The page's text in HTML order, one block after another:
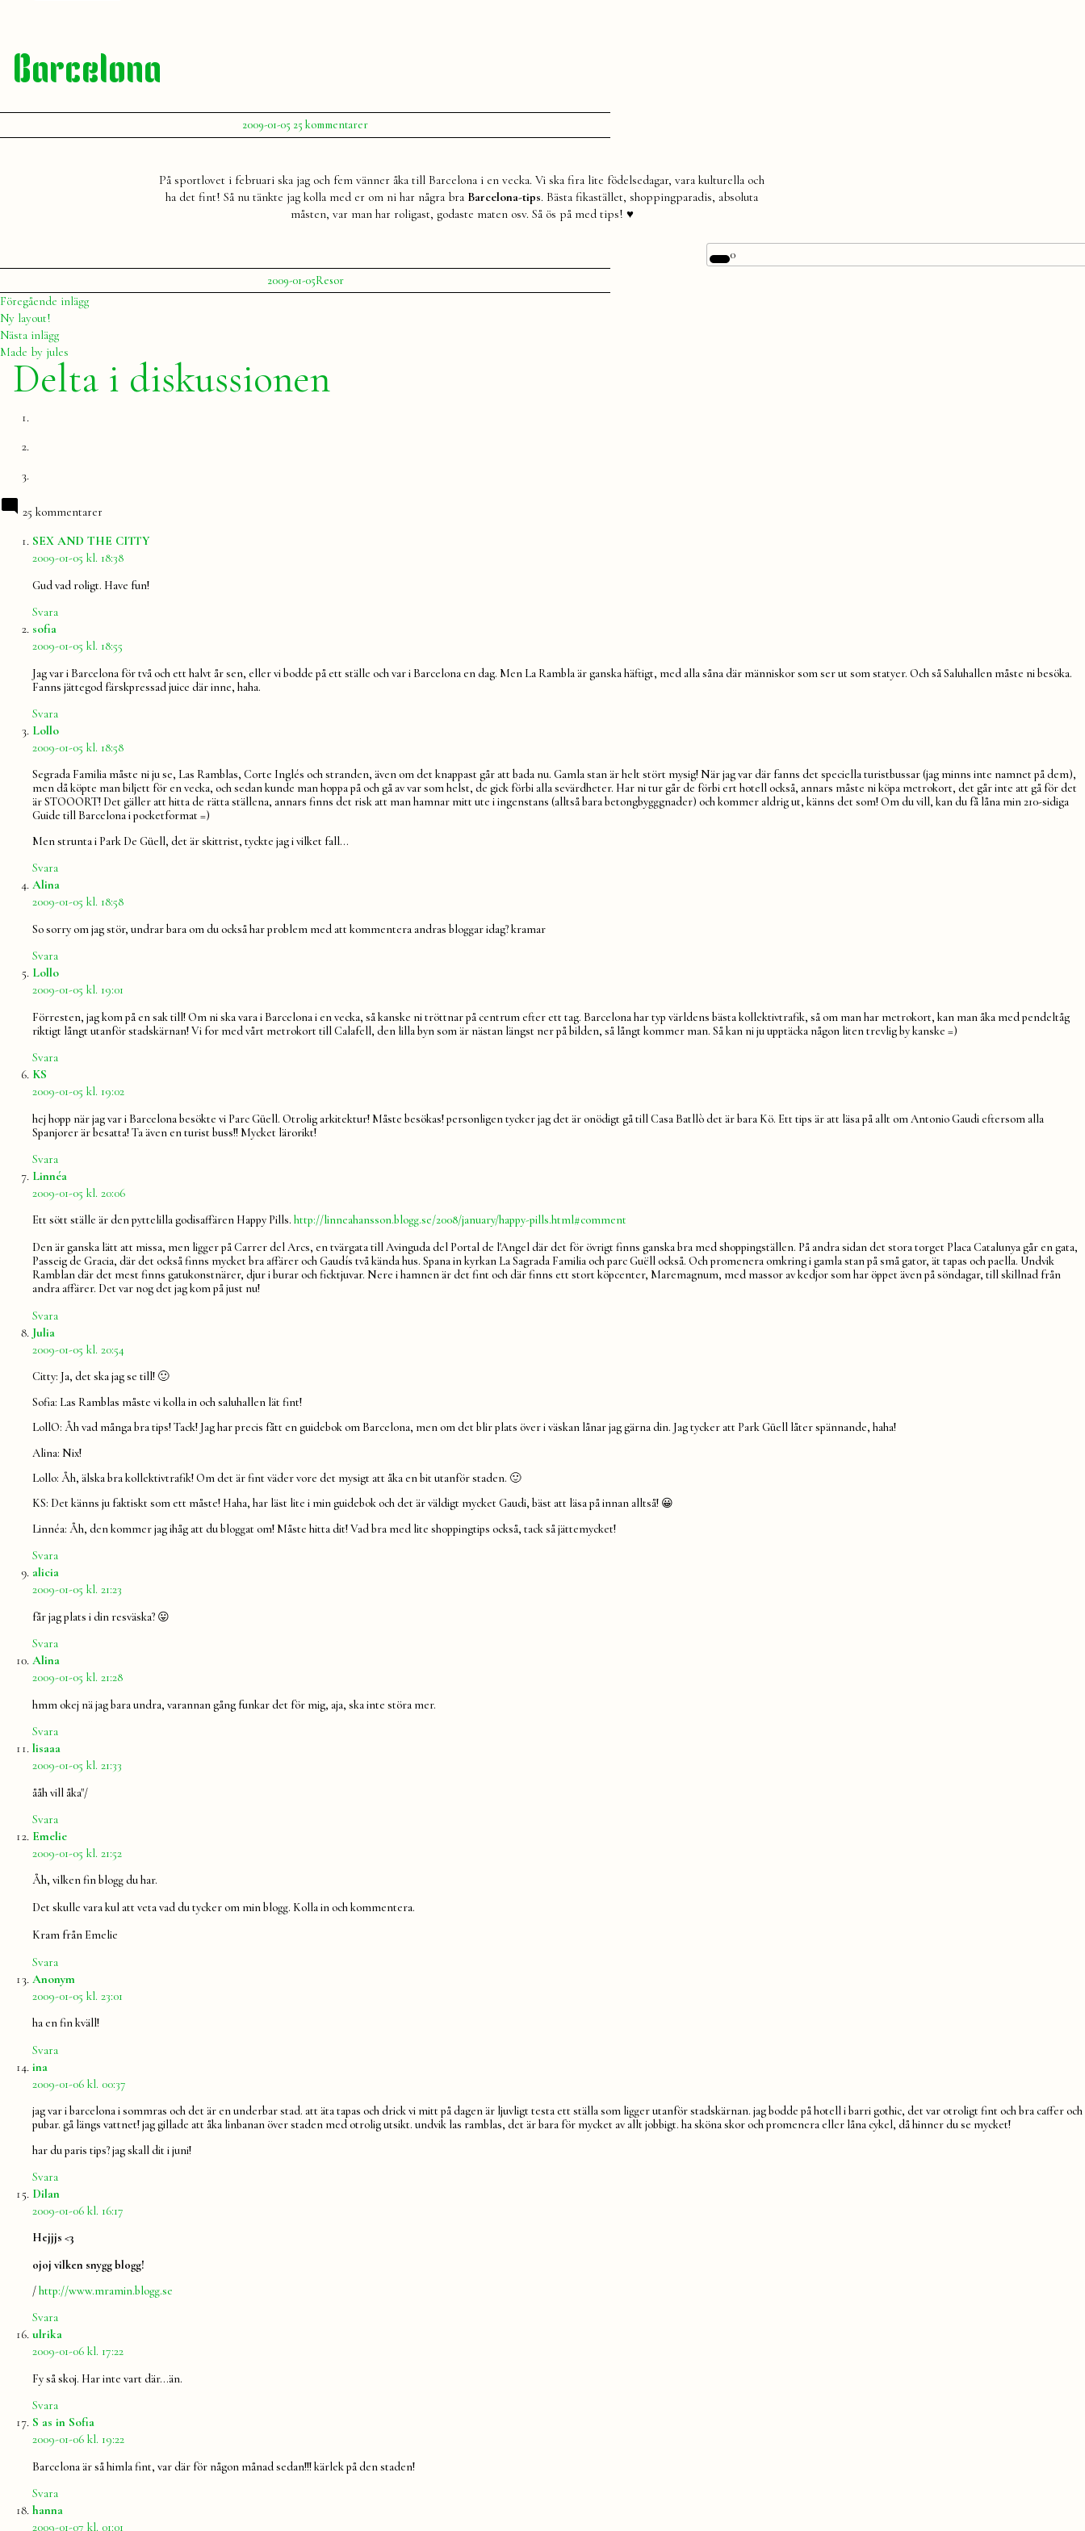
Barcelona
Publicerat
av
Julia
2009-01-05 25 kommentarertill
Barcelona
På sportlovet i februari ska jag och fem vänner åka till Barcelona i en vecka. Vi ska fira lite födelsedagar, vara kulturella och
ha det fint! Så nu tänkte jag kolla med er om ni har några bra Barcelona-tips. Bästa fikastället, shoppingparadis, absoluta
måsten, var man har roligast, godaste maten osv. Så ös på med tips! ♥
0
Publicerat
av
Julia
2009-01-05Publicerat
i
Resor
Inläggsnavigering
Föregående inläggFöregående
Ny layout!
Nästa inläggNästa
inlägg:
Made by jules
Delta i diskussionen
25 kommentarer
SEX AND THE CITTYsäger:
2009-01-05 kl. 18:38
Gud vad roligt. Have fun!
Svara
sofia
2009-01-05 kl. 18:55
Jag var i Barcelona för två och ett halvt år sen, eller vi bodde på ett ställe och var i Barcelona en dag. Men La Rambla är ganska häftigt, med alla såna där människor som ser ut som statyer. Och så Saluhallen måste ni besöka.
Fanns jättegod färskpressad juice där inne, haha.
Svara
Lollosäger:
2009-01-05 kl. 18:58
Segrada Familia måste ni ju se, Las Ramblas, Corte Inglés och stranden, även om det knappast går att bada nu. Gamla stan är helt stört mysig! När jag var där fanns det speciella turistbussar (jag minns inte namnet på dem),
men då köpte man biljett för en vecka, och sedan kunde man hoppa på och gå av var som helst, de gick förbi alla sevärdheter. Har ni tur går de förbi ert hotell också, annars måste ni köpa metrokort, det går inte att gå för det
är STOOORT! Det gäller att hitta de rätta ställena, annars finns det risk att man hamnar mitt ute i ingenstans (alltså bara betongbygggnader) och kommer aldrig ut, känns det som! Om du vill, kan du få låna min 210-sidiga
Guide till Barcelona i pocketformat =)
Men strunta i Park De Güell, det är skittrist, tyckte jag i vilket fall…
Svara
Alina
2009-01-05 kl. 18:58
So sorry om jag stör, undrar bara om du också har problem med att kommentera andras bloggar idag? kramar
Svara
Lollosäger:
2009-01-05 kl. 19:01
Förresten, jag kom på en sak till! Om ni ska vara i Barcelona i en vecka, så kanske ni tröttnar på centrum efter ett tag. Barcelona har typ världens bästa kollektivtrafik, så om man har metrokort, kan man åka med pendeltåg
riktigt långt utanför stadskärnan! Vi for med vårt metrokort till Calafell, den lilla byn som är nästan längst ner på bilden, så långt kommer man. Så kan ni ju upptäcka någon liten trevlig by kanske =)
Svara
KS
2009-01-05 kl. 19:02
hej hopp när jag var i Barcelona besökte vi Parc Güell. Otrolig arkitektur! Måste besökas! personligen tycker jag det är onödigt gå till Casa Batllò det är bara Kö. Ett tips är att läsa på allt om Antonio Gaudi eftersom alla
Spanjorer är besatta! Ta även en turist buss!! Mycket lärorikt!
Svara
Linnéa
2009-01-05 kl. 20:06
Ett sött ställe är den pyttelilla godisaffären Happy Pills. http://linneahansson.blogg.se/2008/january/happy-pills.html#comment
Den är ganska lätt att missa, men ligger på Carrer del Arcs, en tvärgata till Avinguda del Portal de l'Angel där det för övrigt finns ganska bra med shoppingställen. På andra sidan det stora torget Placa Catalunya går en gata,
Passeig de Gracia, där det också finns mycket bra affärer och Gaudís två kända hus. Spana in kyrkan La Sagrada Familia och parc Guëll också. Och promenera omkring i gamla stan på små gator, ät tapas och paella. Undvik
Ramblan där det mest finns gatukonstnärer, djur i burar och ficktjuvar. Nere i hamnen är det fint och där finns ett stort köpcenter, Maremagnum, med massor av kedjor som har öppet även på söndagar, till skillnad från
andra affärer. Det var nog det jag kom på just nu!
Svara
Julia
2009-01-05 kl. 20:54
Citty: Ja, det ska jag se till! 🙂
Sofia: Las Ramblas måste vi kolla in och saluhallen lät fint!
LollO: Åh vad många bra tips! Tack! Jag har precis fått en guidebok om Barcelona, men om det blir plats över i väskan lånar jag gärna din. Jag tycker att Park Güell låter spännande, haha!
Alina: Nix!
Lollo: Åh, älska bra kollektivtrafik! Om det är fint väder vore det mysigt att åka en bit utanför staden. 🙂
KS: Det känns ju faktiskt som ett måste! Haha, har läst lite i min guidebok och det är väldigt mycket Gaudi, bäst att läsa på innan alltså! 😀
Linnéa: Åh, den kommer jag ihåg att du bloggat om! Måste hitta dit! Vad bra med lite shoppingtips också, tack så jättemycket!
Svara
alicia
2009-01-05 kl. 21:23
får jag plats i din resväska? 😛
Svara
Alina
2009-01-05 kl. 21:28
hmm okej nä jag bara undra, varannan gång funkar det för mig, aja, ska inte störa mer.
Svara
lisaaa
2009-01-05 kl. 21:33
ååh vill åka"/
Svara
Emeliesäger:
2009-01-05 kl. 21:52
Åh, vilken fin blogg du har.
Det skulle vara kul att veta vad du tycker om min blogg. Kolla in och kommentera.
Kram från Emelie
Svara
Anonym
2009-01-05 kl. 23:01
ha en fin kväll!
Svara
ina
2009-01-06 kl. 00:37
jag var i barcelona i sommras och det är en underbar stad. att äta tapas och drick vi mitt på dagen är ljuvligt testa ett ställa som ligger utanför stadskärnan. jag bodde på hotell i barri gothic, det var otroligt fint och bra caffer och
pubar. gå längs vattnet! jag gillade att åka linbanan över staden med otrolig utsikt. undvik las ramblas, det är bara för mycket av allt jobbigt. ha sköna skor och promenera eller låna cykel, då hinner du se mycket!
har du paris tips? jag skall dit i juni!
Svara
Dilan
2009-01-06 kl. 16:17
Hejjjs <3
ojoj vilken snygg blogg!
/http://www.mramin.blogg.se
Svara
ulrika
2009-01-06 kl. 17:22
Fy så skoj. Har inte vart där…än.
Svara
S as in Sofia
2009-01-06 kl. 19:22
Barcelona är så himla fint, var där för någon månad sedan!!! kärlek på den staden!
Svara
hanna
2009-01-07 kl. 01:01